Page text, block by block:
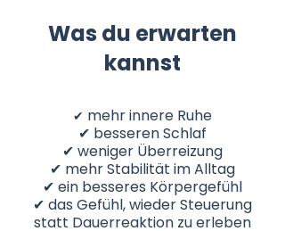
Was du erwarten
kannst
✔ mehr innere Ruhe
✔ besseren Schlaf
✔ weniger Überreizung
✔ mehr Stabilität im Alltag
✔ ein besseres Körpergefühl
✔ das Gefühl, wieder Steuerung
statt Dauerreaktion zu erleben